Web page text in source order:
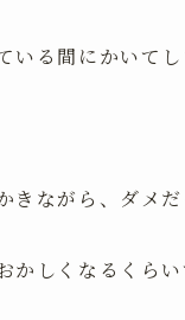
いる間にかいて
きながら、ダメ
かしくなるくら